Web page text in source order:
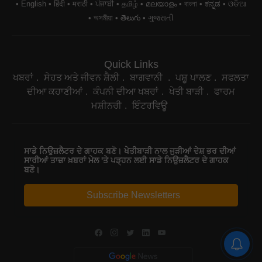
English हिंदी मराठी ਪੰਜਾਬੀ தமிழ் മലയാളം বাংলা ಕನ್ನಡ
ଓଡିଆ
অসমীয়া
తెలుగు ગુજરાતી
Quick Links
ਖਬਰਾਂ ਸੇਹਤ ਅਤੇ ਜੀਵਨ ਸ਼ੈਲੀ ਬਾਗਵਾਨੀ ਪਸ਼ੂ ਪਾਲਣ
ਸਫਲਤਾ
ਦੀਆ ਕਹਾਣੀਆਂ
ਕੰਪਨੀ ਦੀਆ ਖਬਰਾਂ ਖੇਤੀ ਬਾੜੀ
ਫਾਰਮ
ਮਸ਼ੀਨਰੀ
ਇੰਟਰਵਿਊ
ਸਾਡੇ ਨਿਉਜ਼ਲੈਟਰ ਦੇ ਗਾਹਕ ਬਣੋ। ਖੇਤੀਬਾੜੀ ਨਾਲ ਜੁੜੀਆਂ ਦੇਸ਼ ਭਰ ਦੀਆਂ
ਸਾਰੀਆਂ ਤਾਜ਼ਾ ਖ਼ਬਰਾਂ ਮੇਲ 'ਤੇ ਪੜ੍ਹਨ ਲਈ ਸਾਡੇ ਨਿਉਜ਼ਲੈਟਰ ਦੇ ਗਾਹਕ
ਬਣੋ।
Subscribe Newsletters